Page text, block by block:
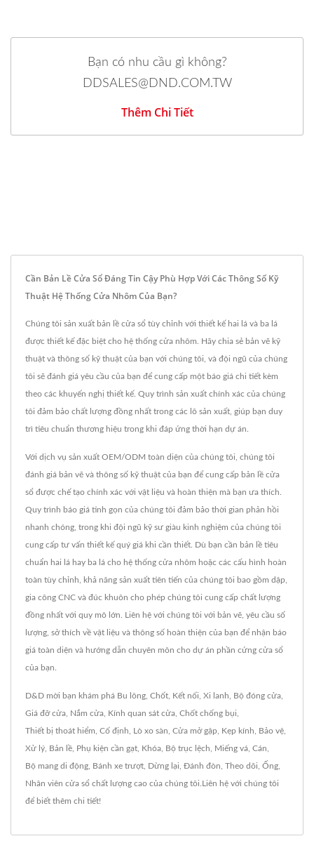
Bạn có nhu cầu gì không?
DDSALES@DND.COM.TW
Thêm Chi Tiết
Cần Bản Lề Cửa Sổ Đáng Tin Cậy Phù Hợp Với Các Thông Số Kỹ
Thuật Hệ Thống Cửa Nhôm Của Bạn?
Chúng tôi sản xuất bản lề cửa sổ tùy chỉnh với thiết kế hai lá và ba lá
được thiết kế đặc biệt cho hệ thống cửa nhôm. Hãy chia sẻ bản vẽ kỹ
thuật và thông số kỹ thuật của bạn với chúng tôi, và đội ngũ của chúng
tôi sẽ đánh giá yêu cầu của bạn để cung cấp một báo giá chi tiết kèm
theo các khuyến nghị thiết kế. Quy trình sản xuất chính xác của chúng
tôi đảm bảo chất lượng đồng nhất trong các lô sản xuất, giúp bạn duy
trì tiêu chuẩn thương hiệu trong khi đáp ứng thời hạn dự án.
Với dịch vụ sản xuất OEM/ODM toàn diện của chúng tôi, chúng tôi
đánh giá bản vẽ và thông số kỹ thuật của bạn để cung cấp bản lề cửa
sổ được chế tạo chính xác với vật liệu và hoàn thiện mà bạn ưa thích.
Quy trình báo giá tinh gọn của chúng tôi đảm bảo thời gian phản hồi
nhanh chóng, trong khi đội ngũ kỹ sư giàu kinh nghiệm của chúng tôi
cung cấp tư vấn thiết kế quý giá khi cần thiết. Dù bạn cần bản lề tiêu
chuẩn hai lá hay ba lá cho hệ thống cửa nhôm hoặc các cấu hình hoàn
toàn tùy chỉnh, khả năng sản xuất tiên tiến của chúng tôi bao gồm dập,
gia công CNC và đúc khuôn cho phép chúng tôi cung cấp chất lượng
đồng nhất với quy mô lớn. Liên hệ với chúng tôi với bản vẽ, yêu cầu số
lượng, sở thích về vật liệu và thông số hoàn thiện của bạn để nhận báo
giá toàn diện và hướng dẫn chuyên môn cho dự án phần cứng cửa sổ
của bạn.
D&D mời bạn khám phá Bu lông Chốt Kết nối Xi lanh Bộ đóng cửa
Giá đỡ cửa Nắm cửa Kính quan sát cửa Chốt chống bụi
Thiết bị thoát hiểm Cố định Lò xo sàn Cửa mở gập Kẹp kính Bảo vệ
Xử lý Bản lề Phụ kiện cần gạt Khóa Bộ trục lệch Miếng vá Cán
Bộ mang di động Bánh xe trượt Dừng lại Đánh đòn Theo dõi Ống
Nhân viên cửa sổ chất lượng cao của chúng tôi. Liên hệ với chúng tôi
để biết thêm chi tiết!